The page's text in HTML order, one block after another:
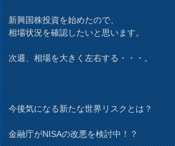
新興国株投資を始めたので、
相場状況を確認したいと思います。
次週、相場を大きく左右する・・・。
今後気になる新たな世界リスクとは？
金融庁がNISAの改悪を検討中！？